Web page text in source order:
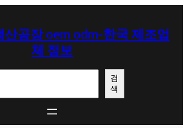
산공장 oem odm-한국 제조업
체 정보
검
색